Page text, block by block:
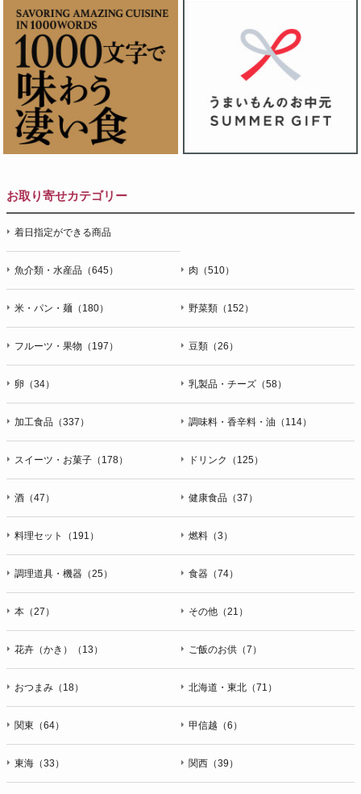
お取り寄せカテゴリー
着日指定ができる商品
魚介類・水産品（645） 肉（510）
米・パン・麺（180） 野菜類（152）
フルーツ・果物（197） 豆類（26）
卵（34） 乳製品・チーズ（58）
加工食品（337） 調味料・香辛料・油（114）
スイーツ・お菓子（178） ドリンク（125）
酒（47） 健康食品（37）
料理セット（191） 燃料（3）
調理道具・機器（25） 食器（74）
本（27） その他（21）
花卉（かき）（13） ご飯のお供（7）
おつまみ（18） 北海道・東北（71）
関東（64） 甲信越（6）
東海（33） 関西（39）